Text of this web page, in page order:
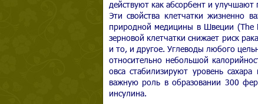
действуют как абсорбент и улучшают
Эти свойства клетчатки жизненно
природной медицины в Швеции (The
зерновой клетчатки снижает риск
и то, и другое. Углеводы любого
относительно небольшой
овса стабилизируют уровень
важную роль в образовании 300
инсулина.